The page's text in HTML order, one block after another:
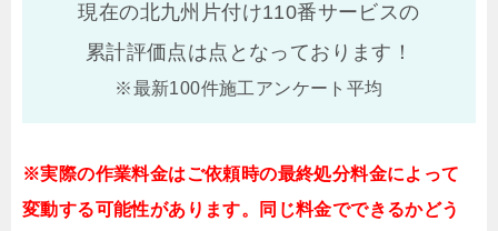
現在の北九州片付け110番サービスの
累計評価点は点となっております！
※最新100件施工アンケート平均
※実際の作業料金はご依頼時の最終処分料金によって
変動する可能性があります。同じ料金でできるかどう